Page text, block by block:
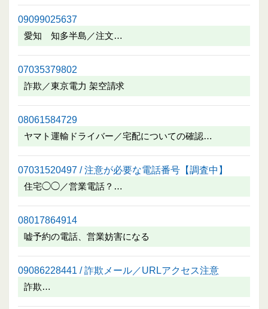
09099025637
愛知 知多半島／注文…
07035379802
詐欺／東京電力 架空請求
08061584729
ヤマト運輸ドライバー／宅配についての確認…
07031520497 / 注意が必要な電話番号【調査中】
住宅◯◯／営業電話？…
08017864914
嘘予約の電話、営業妨害になる
09086228441 / 詐欺メール／URLアクセス注意
詐欺…